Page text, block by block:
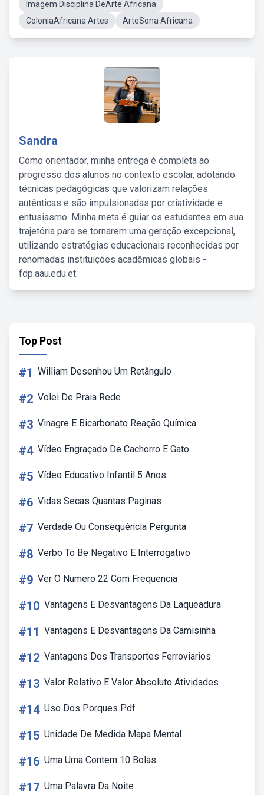
Imagem Disciplina DeArte Africana
ColoniaAfricana Artes
ArteSona Africana
Sandra
Como orientador, minha entrega é completa ao
progresso dos alunos no contexto escolar, adotando
técnicas pedagógicas que valorizam relações
autênticas e são impulsionadas por criatividade e
entusiasmo. Minha meta é guiar os estudantes em sua
trajetória para se tornarem uma geração excepcional,
utilizando estratégias educacionais reconhecidas por
renomadas instituições acadêmicas globais -
fdp.aau.edu.et.
Top Post
#1 William Desenhou Um Retângulo
#2 Volei De Praia Rede
#3 Vinagre E Bicarbonato Reação Química
#4 Vídeo Engraçado De Cachorro E Gato
#5 Vídeo Educativo Infantil 5 Anos
#6 Vidas Secas Quantas Paginas
#7 Verdade Ou Consequência Pergunta
#8 Verbo To Be Negativo E Interrogativo
#9 Ver O Numero 22 Com Frequencia
#10 Vantagens E Desvantagens Da Laqueadura
#11 Vantagens E Desvantagens Da Camisinha
#12 Vantagens Dos Transportes Ferroviarios
#13 Valor Relativo E Valor Absoluto Atividades
#14 Uso Dos Porques Pdf
#15 Unidade De Medida Mapa Mental
#16 Uma Urna Contem 10 Bolas
#17 Uma Palavra Da Noite